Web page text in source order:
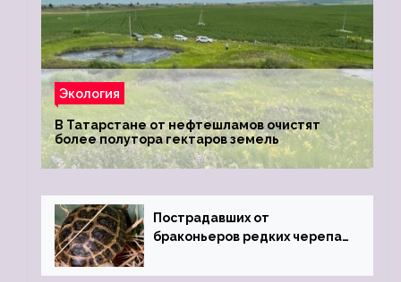
Экология
В Татарстане от нефтешламов очистят
более полутора гектаров земель
Пострадавших от
браконьеров редких черепах
зоопарк